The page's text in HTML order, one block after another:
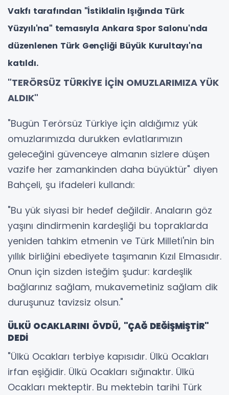
Vakfı tarafından "İstiklalin Işığında Türk
Yüzyılı'na" temasıyla Ankara Spor Salonu'nda
düzenlenen Türk Gençliği Büyük Kurultayı'na
katıldı.
"TERÖRSÜZ TÜRKİYE İÇİN OMUZLARIMIZA YÜK
ALDIK"
"Bugün Terörsüz Türkiye için aldığımız yük
omuzlarımızda durukken evlatlarımızın
geleceğini güvenceye almanın sizlere düşen
vazife her zamankinden daha büyüktür" diyen
Bahçeli, şu ifadeleri kullandı:
"Bu yük siyasi bir hedef değildir. Anaların göz
yaşını dindirmenin kardeşliği bu topraklarda
yeniden tahkim etmenin ve Türk Milleti'nin bin
yıllık birliğini ebediyete taşımanın Kızıl Elmasıdır.
Onun için sizden isteğim şudur: kardeşlik
bağlarınız sağlam, mukavemetiniz sağlam dik
duruşunuz tavizsiz olsun."
ÜLKÜ OCAKLARINI ÖVDÜ, "ÇAĞ DEĞİŞMİŞTİR"
DEDİ
"Ülkü Ocakları terbiye kapısıdır. Ülkü Ocakları
irfan eşiğidir. Ülkü Ocakları sığınaktır. Ülkü
Ocakları mekteptir. Bu mektebin tarihi Türk